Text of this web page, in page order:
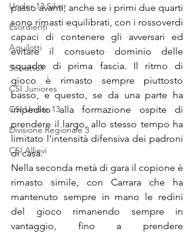
Under 13 Silver
Esordienti
Aquilotti
Scoiattoli
CSI Juniores
CSI Under 13
Divisione Regionale 3
CSI Allievi
passo avanti, anche se i primi due quarti
sono rimasti equilibrati, con i rossoverdi
capaci di contenere gli avversari ed
evitare il consueto dominio delle
squadre di prima fascia. Il ritmo di
gioco è rimasto sempre piuttosto
basso, e questo, se da una parte ha
impedito alla formazione ospite di
prendere il largo, allo stesso tempo ha
limitato l'intensità difensiva dei padroni
di casa.
Nella seconda metà di gara il copione è
rimasto simile, con Carrara che ha
mantenuto sempre in mano le redini
del gioco rimanendo sempre in
vantaggio, fino a prendere